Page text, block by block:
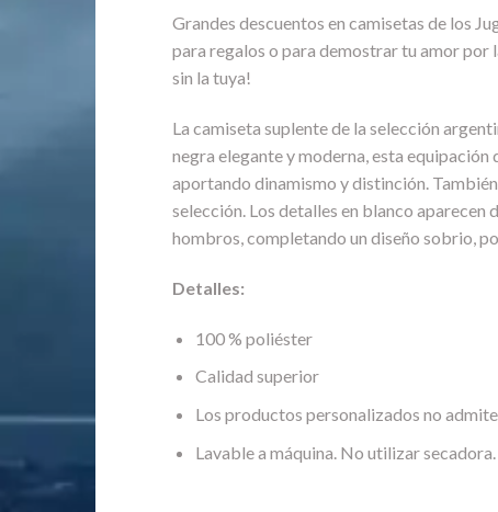
Grandes descuentos en camisetas de los
para regalos o para demostrar tu amor por
sin la tuya!
La camiseta suplente de la selección
negra elegante y moderna, esta
aportando dinamismo y distinción.
selección. Los detalles en blanco aparecen
hombros, completando un diseño sobrio,
Detalles:
100 % poliéster
Calidad superior
Los productos personalizados no
Lavable a máquina. No utilizar secadora.